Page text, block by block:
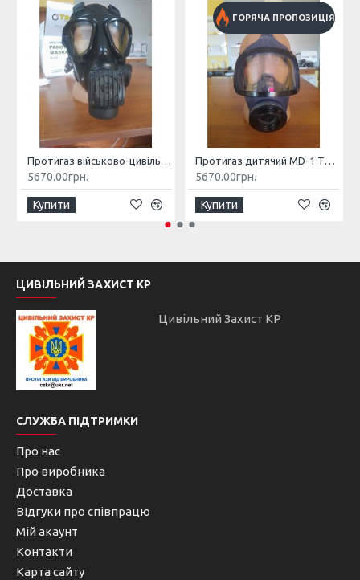
Протигаз військово-цивільний M2F TRAYAL CBRN
5670.00грн.
Купити
ГОРЯЧА ПРОПОЗИЦІЯ
Протигаз дитячий MD-1 TRAYAL CBRN
5670.00грн.
Купити
ЦИВІЛЬНИЙ ЗАХИСТ КР
Цивільний Захист КР
СЛУЖБА ПІДТРИМКИ
Про нас
Про виробника
Доставка
ВІдгуки про співпрацю
Мій акаунт
Контакти
Карта сайту